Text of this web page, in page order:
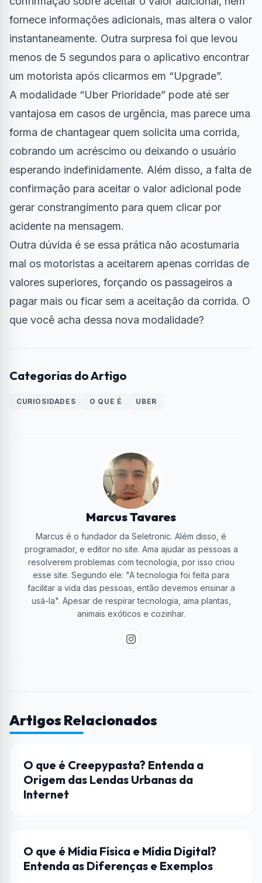
fornece informações adicionais, mas altera o valor
instantaneamente. Outra surpresa foi que levou
menos de 5 segundos para o aplicativo encontrar
um motorista após clicarmos em “Upgrade”.
A modalidade “Uber Prioridade” pode até ser
vantajosa em casos de urgência, mas parece uma
forma de chantagear quem solicita uma corrida,
cobrando um acréscimo ou deixando o usuário
esperando indefinidamente. Além disso, a falta de
confirmação para aceitar o valor adicional pode
gerar constrangimento para quem clicar por
acidente na mensagem.
Outra dúvida é se essa prática não acostumaria
mal os motoristas a aceitarem apenas corridas de
valores superiores, forçando os passageiros a
pagar mais ou ficar sem a aceitação da corrida. O
que você acha dessa nova modalidade?
Categorias do Artigo
CURIOSIDADES O QUE É UBER
Marcus Tavares
Marcus é o fundador da Seletronic. Além disso, é
programador, e editor no site. Ama ajudar as pessoas a
resolverem problemas com tecnologia, por isso criou
esse site. Segundo ele: "A tecnologia foi feita para
facilitar a vida das pessoas, então devemos ensinar a
usá-la". Apesar de respirar tecnologia, ama plantas,
animais exóticos e cozinhar.
Artigos Relacionados
CULTURA POP
O que é Creepypasta? Entenda a
Origem das Lendas Urbanas da
Internet
ENTRETENIMENTO
O que é Mídia Física e Mídia Digital?
Entenda as Diferenças e Exemplos